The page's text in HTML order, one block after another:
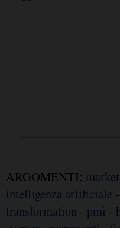
ARGOMENTI:
intelligenza artificiale -
transformation - pmi -